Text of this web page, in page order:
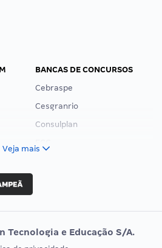
BANCAS DE CONCURSOS
Cebraspe
Cesgranrio
Consulplan
Vunesp
Veja mais
Tecnologia e Educação S/A.